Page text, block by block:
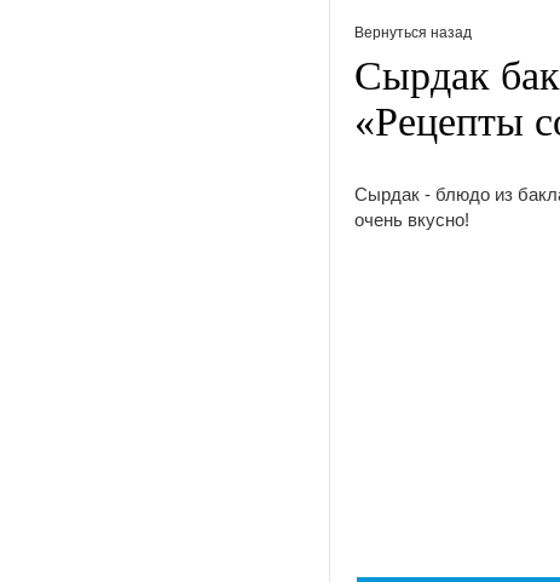
Вернуться назад
Сырдак
«Рецепты
Сырдак - блюдо из
очень вкусно!